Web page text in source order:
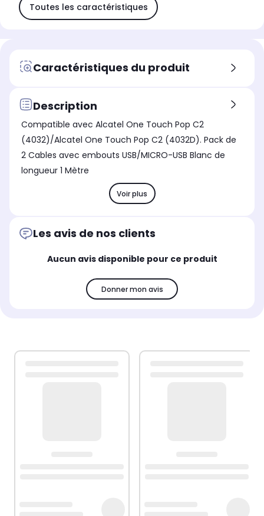
Toutes les caractéristiques
Caractéristiques du produit
Description
Compatible avec Alcatel One Touch Pop C2
(4032)/Alcatel One Touch Pop C2 (4032D). Pack de
2 Cables avec embouts USB/MICRO-USB Blanc de
longueur 1 Mètre
Voir plus
Les avis de nos clients
Aucun avis disponible pour ce produit
Donner mon avis